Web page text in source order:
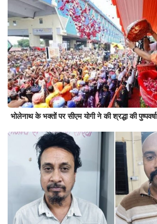
भोलेनाथ के भक्तों पर सीएम योगी ने की श्रद्धा की पुष्पवर्षा